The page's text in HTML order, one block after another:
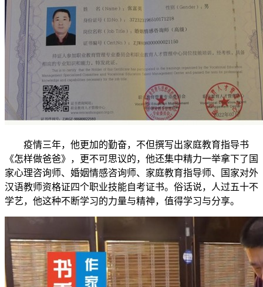
疫情三年，他更加的勤奋，不但撰写出家庭教育指导书
《怎样做爸爸》，更不可思议的，他还集中精力一举拿下了国
家心理咨询师、婚姻情感咨询师、家庭教育指导师、国家对外
汉语教师资格证四个职业技能自考证书。俗话说，人过五十不
学艺，他这种不断学习的力量与精神，值得学习与分享。